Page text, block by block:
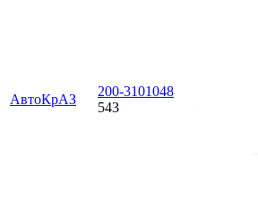
АвтоКрАЗ
200-3101048
543